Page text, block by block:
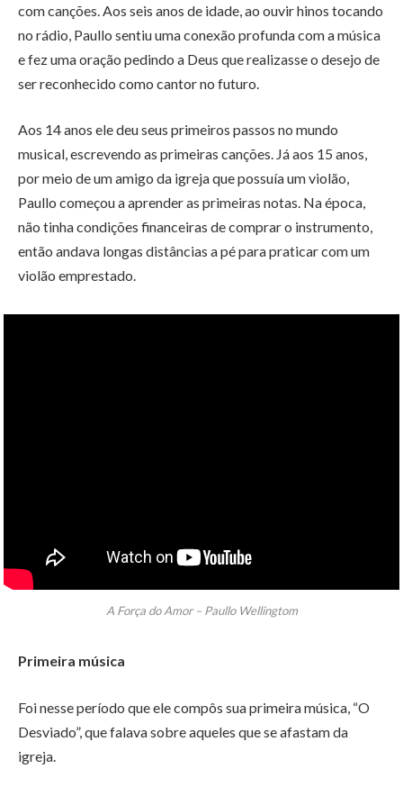
com canções. Aos seis anos de idade, ao ouvir hinos tocando
no rádio, Paullo sentiu uma conexão profunda com a música
e fez uma oração pedindo a Deus que realizasse o desejo de
ser reconhecido como cantor no futuro.
Aos 14 anos ele deu seus primeiros passos no mundo
musical, escrevendo as primeiras canções. Já aos 15 anos,
por meio de um amigo da igreja que possuía um violão,
Paullo começou a aprender as primeiras notas. Na época,
não tinha condições financeiras de comprar o instrumento,
então andava longas distâncias a pé para praticar com um
violão emprestado.
A Força do Amor – Paullo Wellingtom
Primeira música
Foi nesse período que ele compôs sua primeira música, “O
Desviado”, que falava sobre aqueles que se afastam da
igreja.